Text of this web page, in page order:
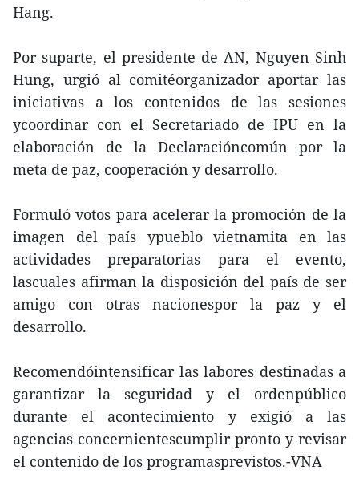
Hang.
Por suparte, el presidente de AN, Nguyen Sinh
Hung, urgió al comitéorganizador aportar las
iniciativas a los contenidos de las sesiones
ycoordinar con el Secretariado de IPU en la
elaboración de la Declaracióncomún por la
meta de paz, cooperación y desarrollo.
Formuló votos para acelerar la promoción de la
imagen del país ypueblo vietnamita en las
actividades preparatorias para el evento,
lascuales afirman la disposición del país de ser
amigo con otras nacionespor la paz y el
desarrollo.
Recomendóintensificar las labores destinadas a
garantizar la seguridad y el ordenpúblico
durante el acontecimiento y exigió a las
agencias concernientescumplir pronto y revisar
el contenido de los programasprevistos.-VNA